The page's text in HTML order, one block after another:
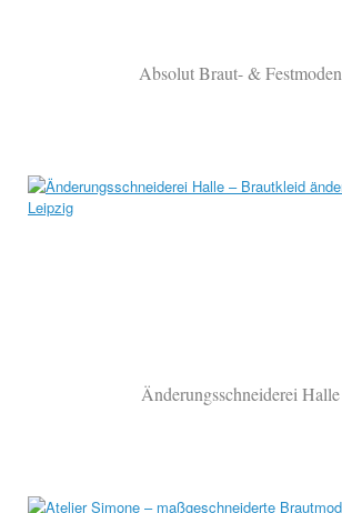
Absolut Braut- & Festmoden
Änderungsschneiderei Halle